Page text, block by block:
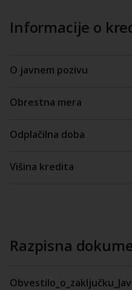
Informacije o
O javnem pozivu
Obrestna mera
Odplačilna doba
Višina kredita
Razpisna